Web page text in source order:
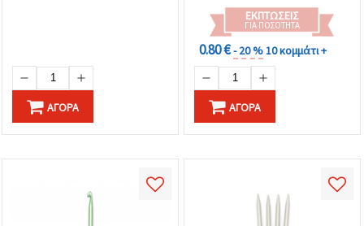
ΑΓΟΡΆ
ΕΚΠΤΏΣΕΙΣ
ΓΙΑ ΠΟΣΌΤΗΤΑ
0.80 €- 20 %10 κομμάτι +
ΑΓΟΡΆ